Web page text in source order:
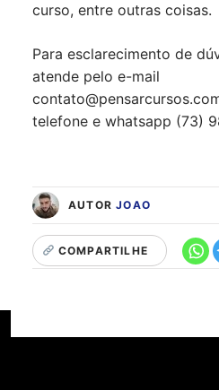
curso, entre outras coisas.
Para esclarecimento de
atende pelo e-mail
telefone e whatsapp (73)
AUTORJOAO
COMPARTILHE